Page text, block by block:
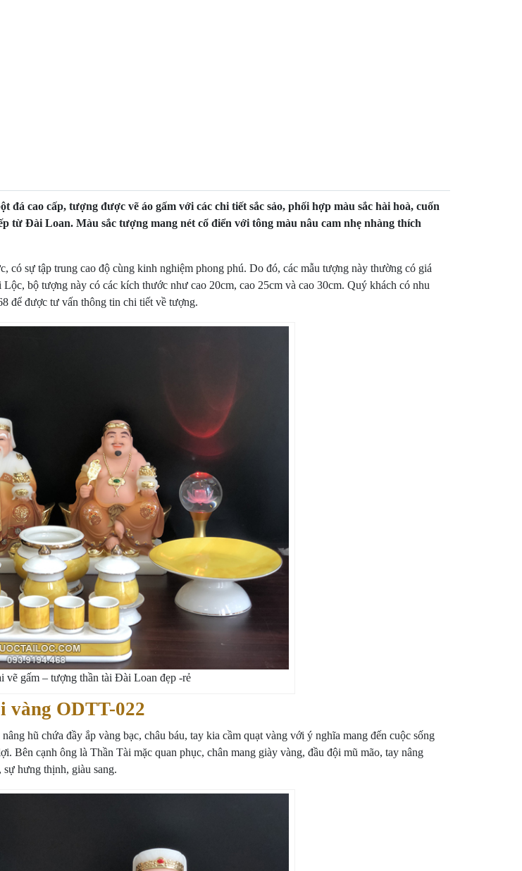
cao cấp, tượng được vẽ áo gấm với các chi tiết sắc sảo, phối hợp màu sắc hài hoà, cuốn
Đài Loan. Màu sắc tượng mang nét cổ điển với tông màu nâu cam nhẹ nhàng thích
có sự tập trung cao độ cùng kinh nghiệm phong phú. Do đó, các mẫu tượng này thường có giá
Lộc, bộ tượng này có các kích thước như cao 20cm, cao 25cm và cao 30cm. Quý khách có nhu
để được tư vấn thông tin chi tiết về tượng.
vẽ gấm – tượng thần tài Đài Loan đẹp -rẻ
vàng ODTT-022
hũ chứa đầy ắp vàng bạc, châu báu, tay kia cầm quạt vàng với ý nghĩa mang đến cuộc sống
Bên cạnh ông là Thần Tài mặc quan phục, chân mang giày vàng, đầu đội mũ mão, tay nâng
hưng thịnh, giàu sang.